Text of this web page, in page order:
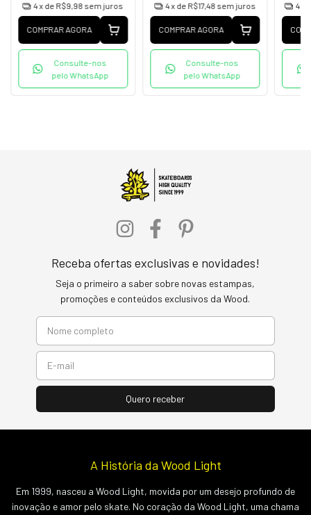
4x de R$9,98 sem juros
COMPRAR AGORA
Consulte-nos
pelo WhatsApp
4x de R$17,48 sem juros
COMPRAR AGORA
Consulte-nos
pelo WhatsApp
4
Receba ofertas exclusivas e novidades!
Seja o primeiro a saber sobre novas estampas,
promoções e conteúdos exclusivos da Wood.
A História da Wood Light
Em 1999, nasceu a Wood Light, movida por um desejo profundo de
inovação e amor pelo skate. No coração da Wood Light, uma chama